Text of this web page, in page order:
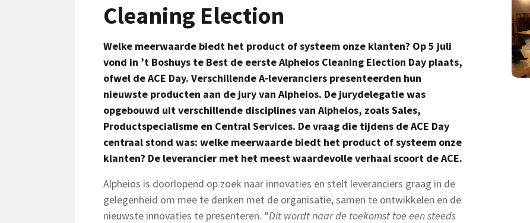
Cleaning Election
Welke meerwaarde biedt het product of systeem onze klanten? Op 5 juli
vond in ’t Boshuys te Best de eerste Alpheios Cleaning Election Day plaats,
ofwel de ACE Day. Verschillende A-leveranciers presenteerden hun
nieuwste producten aan de jury van Alpheios. De jurydelegatie was
opgebouwd uit verschillende disciplines van Alpheios, zoals Sales,
Productspecialisme en Central Services. De vraag die tijdens de ACE Day
centraal stond was: welke meerwaarde biedt het product of systeem onze
klanten? De leverancier met het meest waardevolle verhaal scoort de ACE.
Alpheios is doorlopend op zoek naar innovaties en stelt leveranciers graag in de
gelegenheid om mee te denken met de organisatie, samen te ontwikkelen en de
nieuwste innovaties te presenteren. “Dit wordt naar de toekomst toe een steeds